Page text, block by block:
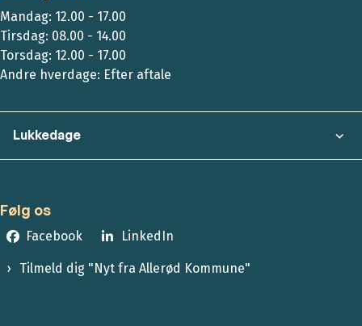
Mandag: 12.00 - 17.00
Tirsdag: 08.00 - 14.00
Torsdag: 12.00 - 17.00
Andre hverdage: Efter aftale
Lukkedage
Følg os
Facebook LinkedIn
Tilmeld dig "Nyt fra Allerød Kommune"